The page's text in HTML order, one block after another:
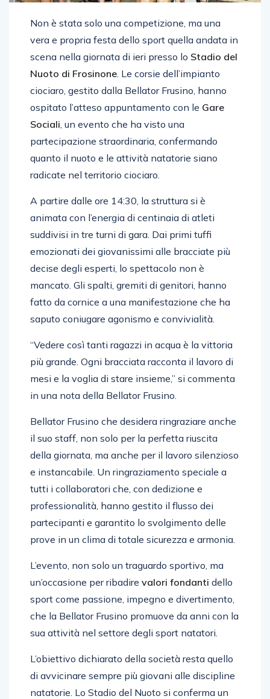
Non è stata solo una competizione, ma una
vera e propria festa dello sport quella andata in
scena nella giornata di ieri presso lo Stadio del
Nuoto di Frosinone. Le corsie dell’impianto
ciociaro, gestito dalla Bellator Frusino, hanno
ospitato l’atteso appuntamento con le Gare
Sociali, un evento che ha visto una
partecipazione straordinaria, confermando
quanto il nuoto e le attività natatorie siano
radicate nel territorio ciociaro.
A partire dalle ore 14:30, la struttura si è
animata con l’energia di centinaia di atleti
suddivisi in tre turni di gara. Dai primi tuffi
emozionati dei giovanissimi alle bracciate più
decise degli esperti, lo spettacolo non è
mancato. Gli spalti, gremiti di genitori, hanno
fatto da cornice a una manifestazione che ha
saputo coniugare agonismo e convivialità.
“Vedere così tanti ragazzi in acqua è la vittoria
più grande. Ogni bracciata racconta il lavoro di
mesi e la voglia di stare insieme,” si commenta
in una nota della Bellator Frusino.
Bellator Frusino che desidera ringraziare anche
il suo staff, non solo per la perfetta riuscita
della giornata, ma anche per il lavoro silenzioso
e instancabile. Un ringraziamento speciale a
tutti i collaboratori che, con dedizione e
professionalità, hanno gestito il flusso dei
partecipanti e garantito lo svolgimento delle
prove in un clima di totale sicurezza e armonia.
L’evento, non solo un traguardo sportivo, ma
un’occasione per ribadire valori fondanti dello
sport come passione, impegno e divertimento,
che la Bellator Frusino promuove da anni con la
sua attività nel settore degli sport natatori.
L’obiettivo dichiarato della società resta quello
di avvicinare sempre più giovani alle discipline
natatorie. Lo Stadio del Nuoto si conferma un